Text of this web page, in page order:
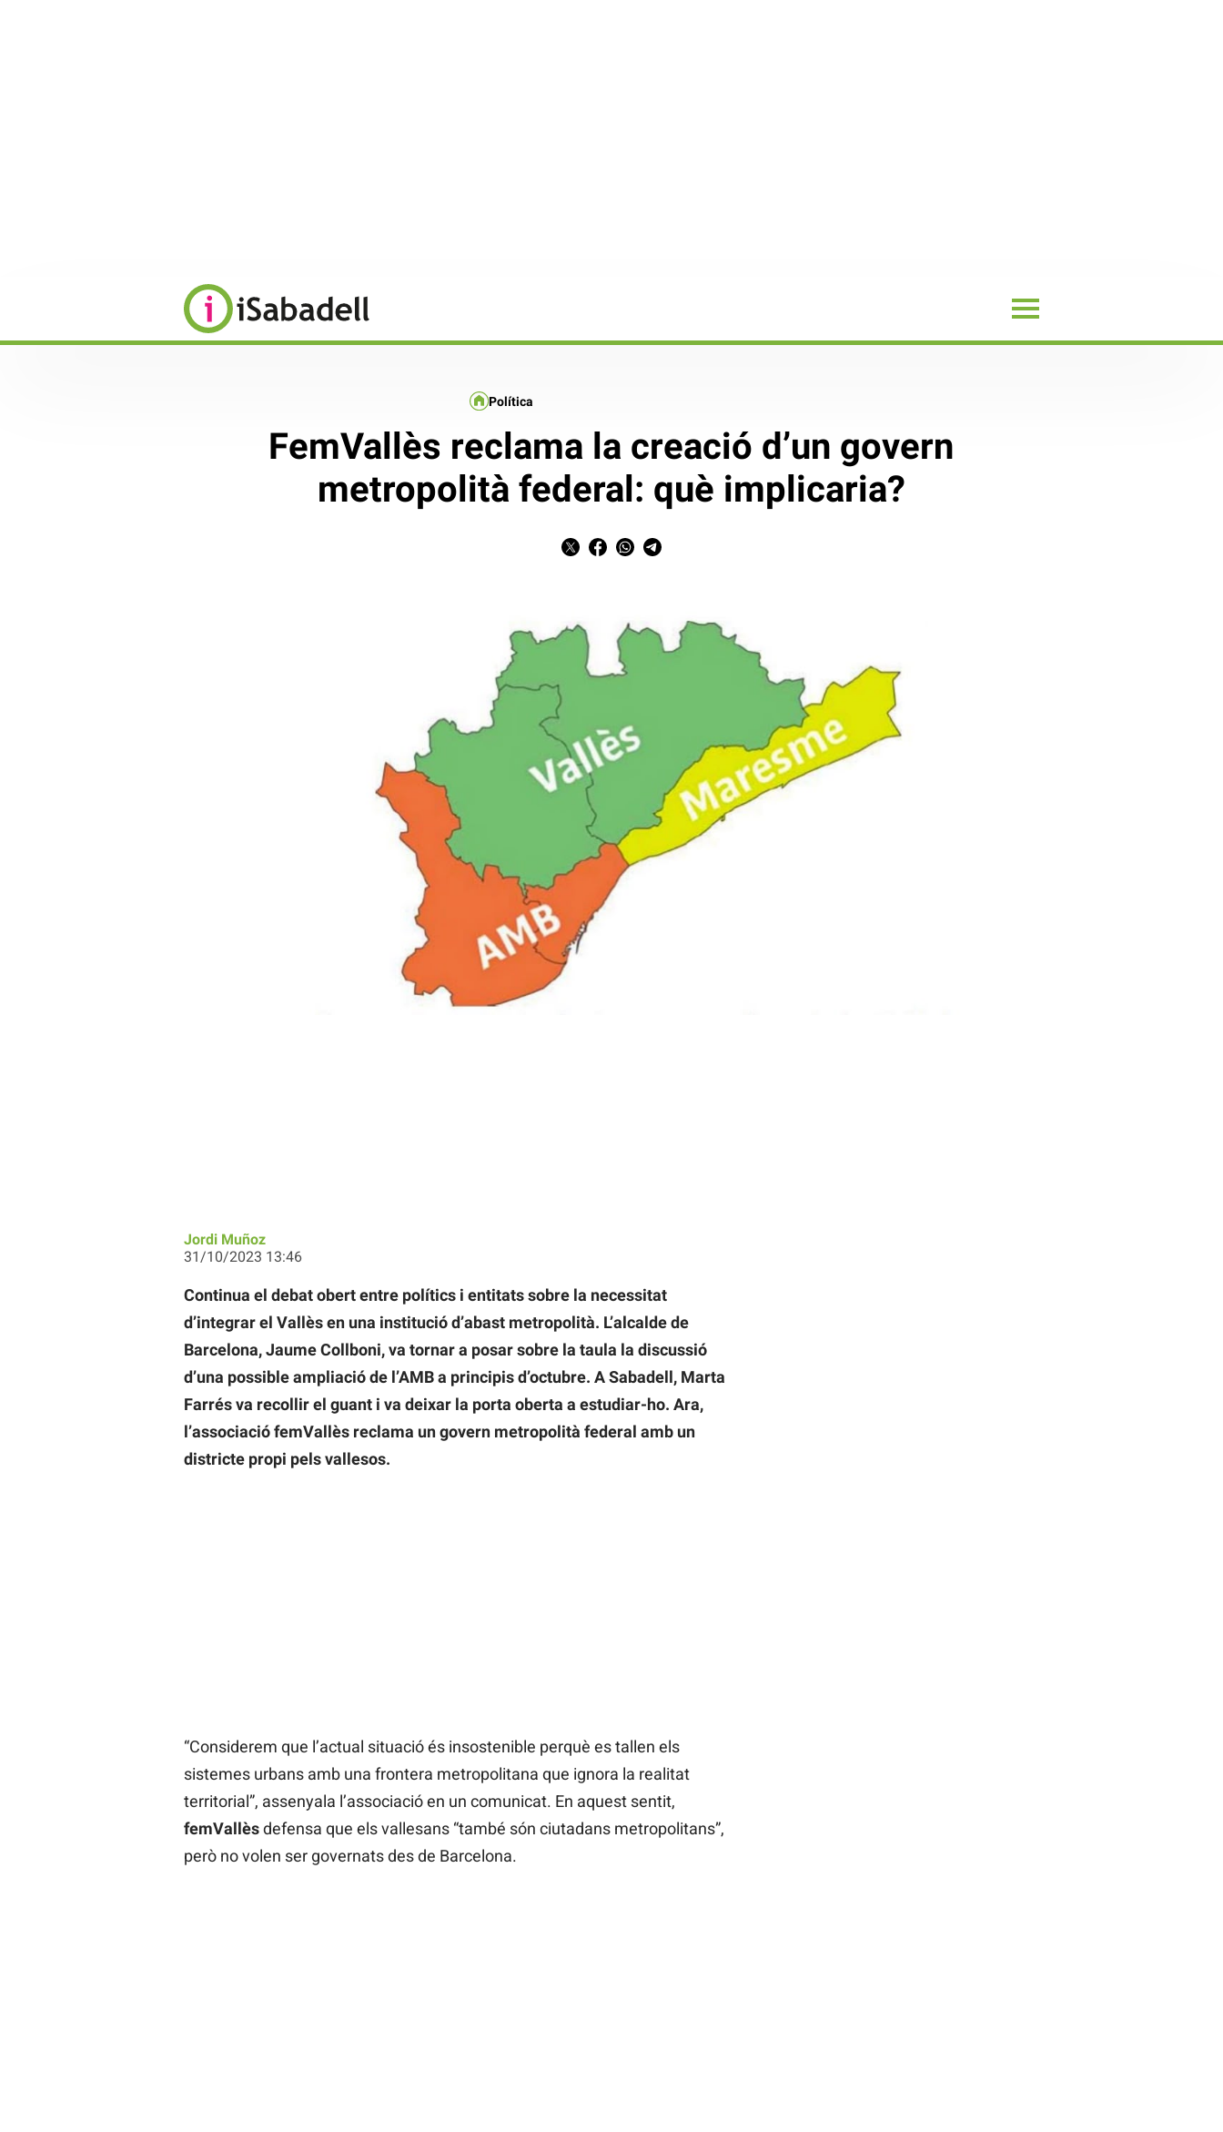
Política
FemVallès reclama la creació d’un govern
metropolità federal: què implicaria?
Jordi Muñoz
31/10/2023 13:46
Continua el debat obert entre polítics i entitats sobre la necessitat
d’integrar el Vallès en una institució d’abast metropolità. L’alcalde de
Barcelona, Jaume Collboni, va tornar a posar sobre la taula la discussió
d’una possible ampliació de l’AMB a principis d’octubre. A Sabadell, Marta
Farrés va recollir el guant i va deixar la porta oberta a estudiar-ho. Ara,
l’associació femVallès reclama un govern metropolità federal amb un
districte propi pels vallesos.
“Considerem que l’actual situació és insostenible perquè es tallen els
sistemes urbans amb una frontera metropolitana que ignora la realitat
territorial”, assenyala l’associació en un comunicat. En aquest sentit,
femVallèsdefensa que els vallesans “també són ciutadans metropolitans”,
però no volen ser governats des de Barcelona.